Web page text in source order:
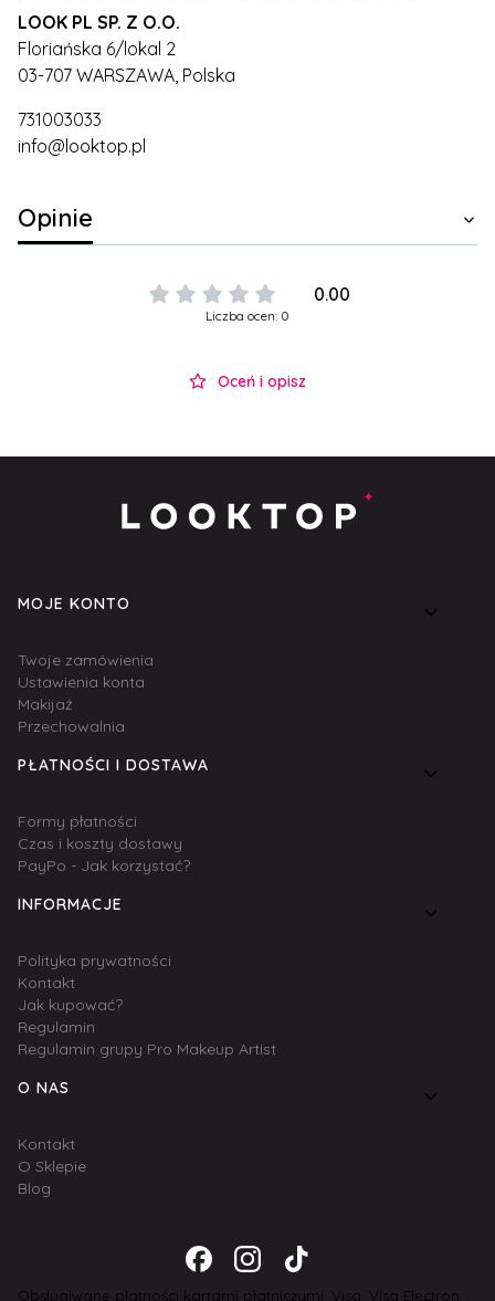
LOOK PL SP. Z O.O.
Floriańska 6/lokal 2
03-707 WARSZAWA, Polska
731003033
info@looktop.pl
Opinie
0.00
Liczba ocen: 0
Oceń i opisz
Linki w stopce
MOJE KONTO
Twoje zamówienia
Ustawienia konta
Makijaż
Przechowalnia
PŁATNOŚCI I DOSTAWA
Formy płatności
Czas i koszty dostawy
PayPo - Jak korzystać?
INFORMACJE
Polityka prywatności
Kontakt
Jak kupować?
Regulamin
Regulamin grupy Pro Makeup Artist
O NAS
Kontakt
O Sklepie
Blog
Obsługiwane płatności kartami płatniczymi: Visa, Visa Electron,